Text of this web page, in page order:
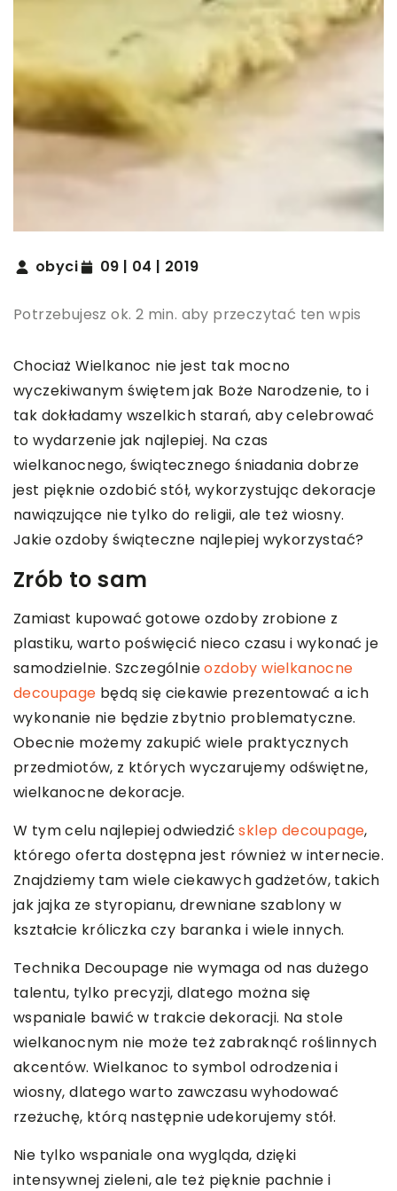
obyci 09 | 04 | 2019
Potrzebujesz ok. 2 min. aby przeczytać ten wpis
Chociaż Wielkanoc nie jest tak mocno
wyczekiwanym świętem jak Boże Narodzenie, to i
tak dokładamy wszelkich starań, aby celebrować
to wydarzenie jak najlepiej. Na czas
wielkanocnego, świątecznego śniadania dobrze
jest pięknie ozdobić stół, wykorzystując dekoracje
nawiązujące nie tylko do religii, ale też wiosny.
Jakie ozdoby świąteczne najlepiej wykorzystać?
Zrób to sam
Zamiast kupować gotowe ozdoby zrobione z
plastiku, warto poświęcić nieco czasu i wykonać je
samodzielnie. Szczególnieozdoby wielkanocne
decoupage będą się ciekawie prezentować a ich
wykonanie nie będzie zbytnio problematyczne.
Obecnie możemy zakupić wiele praktycznych
przedmiotów, z których wyczarujemy odświętne,
wielkanocne dekoracje.
W tym celu najlepiej odwiedzićsklep decoupage,
którego oferta dostępna jest również w internecie.
Znajdziemy tam wiele ciekawych gadżetów, takich
jak jajka ze styropianu, drewniane szablony w
kształcie króliczka czy baranka i wiele innych.
Technika Decoupage nie wymaga od nas dużego
talentu, tylko precyzji, dlatego można się
wspaniale bawić w trakcie dekoracji. Na stole
wielkanocnym nie może też zabraknąć roślinnych
akcentów. Wielkanoc to symbol odrodzenia i
wiosny, dlatego warto zawczasu wyhodować
rzeżuchę, którą następnie udekorujemy stół.
Nie tylko wspaniale ona wygląda, dzięki
intensywnej zieleni, ale też pięknie pachnie i